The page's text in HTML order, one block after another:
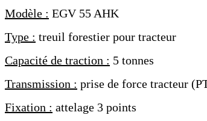
Modèle : EGV 55 AHK
Type : treuil forestier pour tracteur
Capacité de traction : 5 tonnes
Transmission : prise de force tracteur
Fixation : attelage 3 points